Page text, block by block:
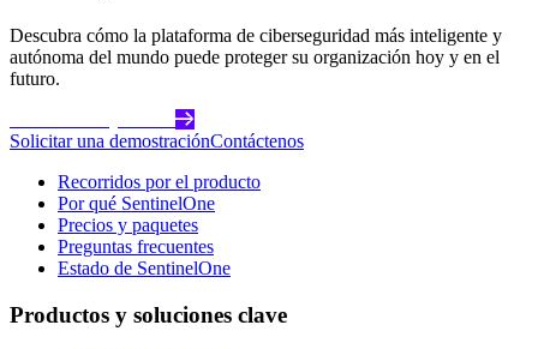
Descubra cómo la plataforma de ciberseguridad más inteligente y
autónoma del mundo puede proteger su organización hoy y en el
futuro.
Solicitar una demostraciónContáctenos
Recorridos por el producto
Por qué SentinelOne
Precios y paquetes
Preguntas frecuentes
Estado de SentinelOne
Productos y soluciones clave